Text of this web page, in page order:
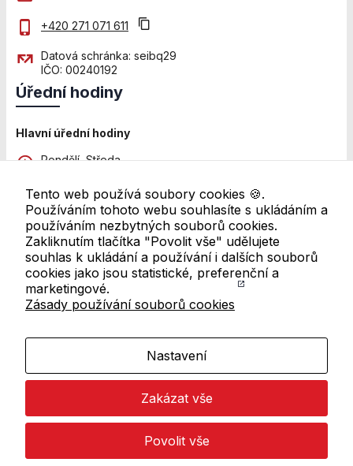
+420 271 071 611
Datová schránka: seibq29
IČO: 00240192
Úřední hodiny
Hlavní úřední hodiny
Pondělí, Středa
Pátek
8:00 - 11:00
Další pracoviště
Úřední hodiny se mohou lišit. Pro ověření navštivte
přehled všech úředních hodin
Odkazy v patičce
RSS kanál
Prohlášení o přístupnosti
Zásady používání cookies
Nastavení cookies
Tento web používá soubory cookies 🍪.
Používáním tohoto webu souhlasíte s ukládáním a
používáním nezbytných souborů cookies.
Zakliknutím tlačítka "Povolit vše" udělujete
souhlas k ukládání a používání i dalších souborů
cookies jako jsou statistické, preferenční a
marketingové.
Zásady používání souborů cookies
Nastavení
Zakázat vše
Povolit vše